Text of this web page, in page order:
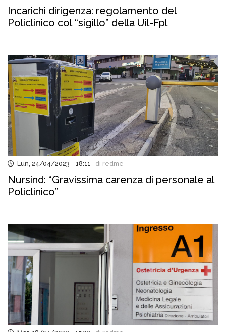
Incarichi dirigenza: regolamento del
Policlinico col “sigillo” della Uil-Fpl
Lun, 24/04/2023 - 18:11 di redme
Nursind: “Gravissima carenza di personale al
Policlinico”